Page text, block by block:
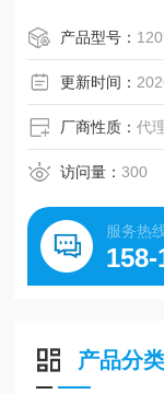
产品型号：
更新时间：
厂商性质：代
访问量：300
服务热
产品分类